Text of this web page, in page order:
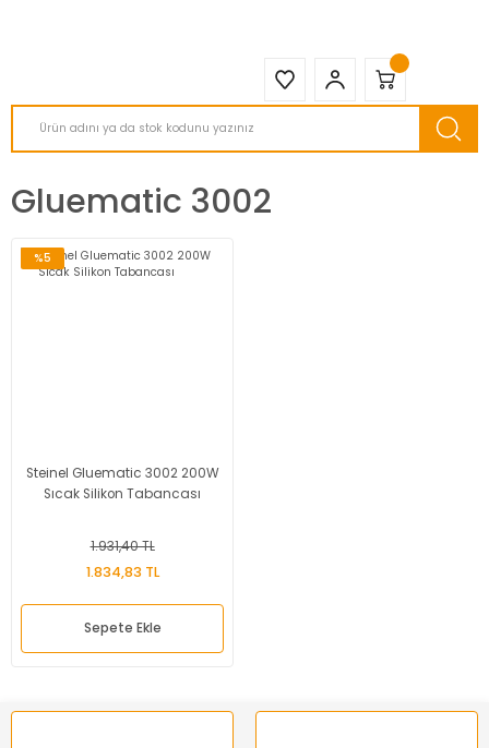
Gluematic 3002
%5
Steinel Gluematic 3002 200W
Sıcak Silikon Tabancası
1.931,40 TL
1.834,83 TL
Sepete Ekle